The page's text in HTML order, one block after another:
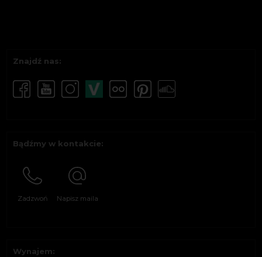
Znajdź nas:
Bądźmy w kontakcie:
Zadzwoń Napisz maila
Wynajem: